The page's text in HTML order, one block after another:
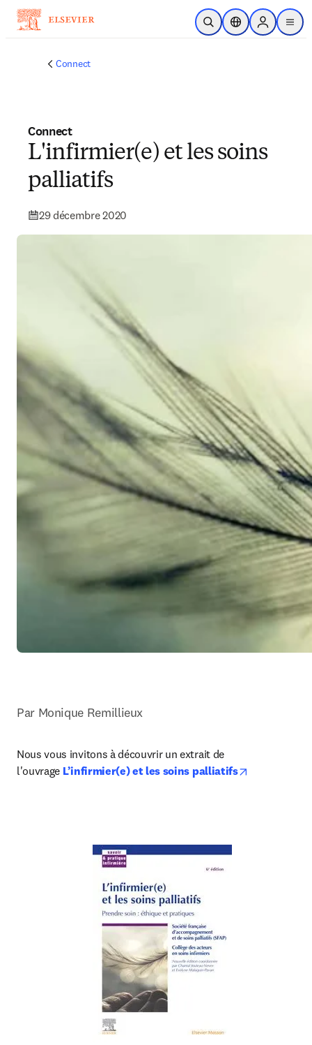
Passer au contenu principal
Ouvrir la recherche
Sélecteur de
Sign in to
menu
Connect
Connect
L'infirmier(e) et les soins
palliatifs
29 décembre 2020
Par Monique Remillieux
Nous vous invitons à découvrir un extrait de
l'ouvrage L’infirmier(e) et les soins palliatifs